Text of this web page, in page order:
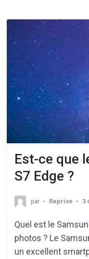
Est-ce que
S7 Edge ?
par Reprise 3
Quel est le
photos ? Le
un excellent